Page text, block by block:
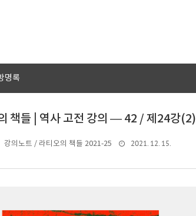
명록
책들 | 역사 고전 강의 — 42 / 제24강(2)
강의노트 / 라티오의 책들 2021-25 2021. 12. 15.